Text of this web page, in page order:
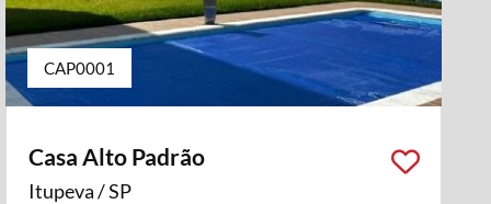
CAP0001
Casa Alto Padrão
Itupeva / SP